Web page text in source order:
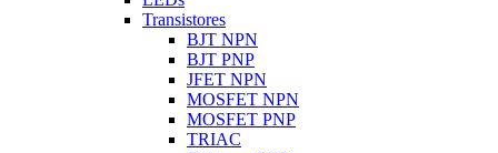
Transistores
BJT NPN
BJT PNP
JFET NPN
MOSFET NPN
MOSFET PNP
TRIAC